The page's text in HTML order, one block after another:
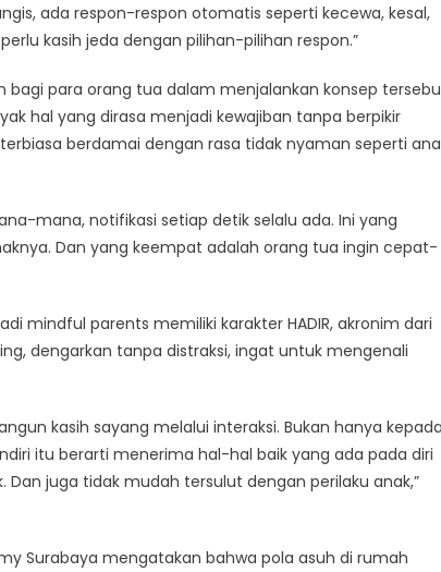
ada respon-respon otomatis seperti kecewa, kesal,
kasih jeda dengan pilihan-pilihan respon.”
para orang tua dalam menjalankan konsep
hal yang dirasa menjadi kewajiban tanpa berpikir
berdamai dengan rasa tidak nyaman seperti
mana, notifikasi setiap detik selalu ada. Ini yang
Dan yang keempat adalah orang tua ingin cepat-
mindful parents memiliki karakter HADIR, akronim dari
dengarkan tanpa distraksi, ingat untuk mengenali
kasih sayang melalui interaksi. Bukan hanya
itu berarti menerima hal-hal baik yang ada pada diri
juga tidak mudah tersulut dengan perilaku anak,”
Surabaya mengatakan bahwa pola asuh di rumah